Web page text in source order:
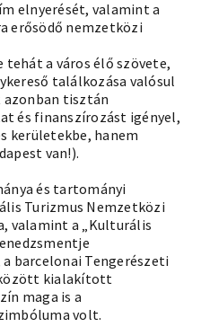
elnyerését, valamint a
erősödő nemzetközi
a város élő szövete,
találkozása valósul
tisztán
és finanszírozást igényel,
kerületekbe, hanem
van!).
és tartományi
Turizmus Nemzetközi
valamint a „Kulturális
barcelonai Tengerészeti
között kialakított
maga is a
volt.